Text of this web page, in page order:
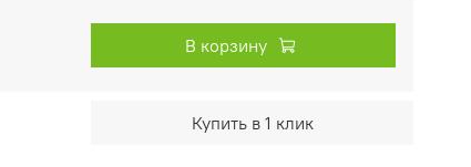
В корзину
Купить в 1 клик